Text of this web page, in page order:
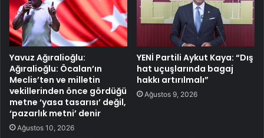
Yavuz Ağıralioğlu:
Ağıralioğlu: Öcalan’ın
Meclis’ten ve milletin
vekillerinden önce gördüğü
metne ‘yasa tasarısı’ değil,
‘pazarlık metni’ denir
Ağustos 10, 2026
YENİ Partili Aykut Kaya: “Dış
hat uçuşlarında bagaj
hakkı artırılmalı”
Ağustos 9, 2026